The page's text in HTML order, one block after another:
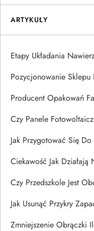
ARTYKUŁY
Etapy Układania
Pozycjonowanie
Producent Opakowań
Czy Panele
Jak Przygotować Się
Ciekawość Jak Działają
Czy Przedszkole Jest
Jak Usunąć Przykry
Zmniejszenie Obrączki